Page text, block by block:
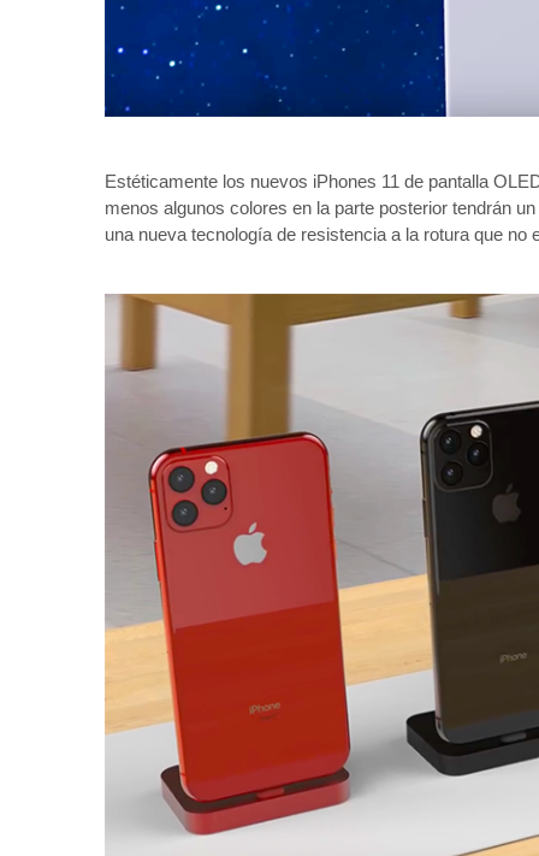
Estéticamente los nuevos iPhones 11 de pantalla
menos algunos colores en la parte posterior tendrán
una nueva tecnología de resistencia a la rotura que no